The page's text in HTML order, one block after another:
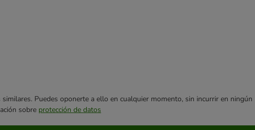
Puedes oponerte a ello en cualquier momento, sin incurrir en ningún
sobre protección de datos